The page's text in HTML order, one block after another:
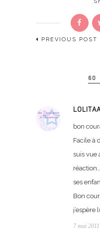
PREVIOUS POST
60
bon
Facile à
suis vue
ses
Bon
j’espère
7 mai